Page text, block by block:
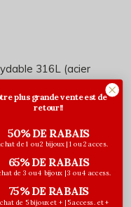
316L (acier
plus grande vente est de
retour!!
50% DE RABAIS
de 1 ou 2 bijoux | 1 ou 2 acces.
65% DE RABAIS
de 3 ou 4 bijoux | 3 ou 4 access.
75% DE RABAIS
de 5 bijoux et + | 5 access. et +